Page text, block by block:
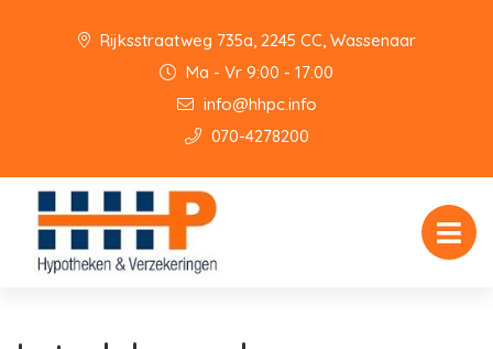
Rijksstraatweg 735a, 2245 CC, Wassenaar
Ma - Vr 9:00 - 17:00
info@hhpc.info
070-4278200